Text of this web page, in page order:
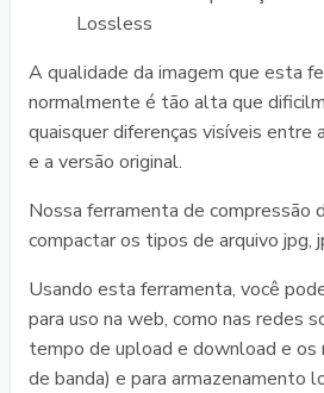
Lossless
A qualidade da imagem que esta
normalmente é tão alta que
quaisquer diferenças visíveis entre
e a versão original.
Nossa ferramenta de compressão
compactar os tipos de arquivo jpg,
Usando esta ferramenta, você
para uso na web, como nas redes
tempo de upload e download e os
de banda) e para armazenamento